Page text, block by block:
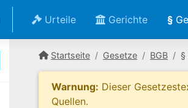
Urteile Gerichte §
Startseite Gesetze BGB §
Warnung: Dieser
Quellen.